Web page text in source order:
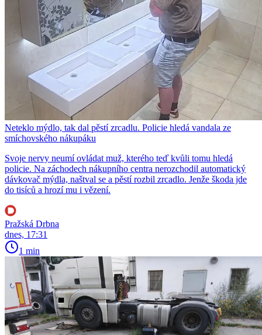
Neteklo mýdlo, tak dal pěstí zrcadlu. Policie hledá vandala ze
smíchovského nákupáku
Svoje nervy neumí ovládat muž, kterého teď kvůli tomu hledá
policie. Na záchodech nákupního centra nerozchodil automatický
dávkovač mýdla, naštval se a pěstí rozbil zrcadlo. Jenže škoda jde
do tisíců a hrozí mu i vězení.
Pražská Drbna
dnes, 17:31
1 min